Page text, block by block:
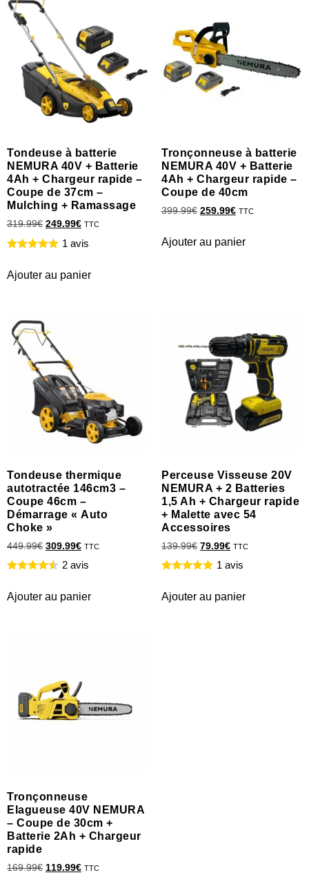
Tondeuse à batterie
NEMURA 40V + Batterie
4Ah + Chargeur rapide –
Coupe de 37cm –
Mulching + Ramassage
319.99€ 249.99€ TTC
1 avis
Ajouter au panier
Tronçonneuse à batterie
NEMURA 40V + Batterie
4Ah + Chargeur rapide –
Coupe de 40cm
399.99€ 259.99€ TTC
Ajouter au panier
Tondeuse thermique
autotractée 146cm3 –
Coupe 46cm –
Démarrage « Auto
Choke »
449.99€ 309.99€ TTC
2 avis
Ajouter au panier
Perceuse Visseuse 20V
NEMURA + 2 Batteries
1,5 Ah + Chargeur rapide
+ Malette avec 54
Accessoires
139.99€ 79.99€ TTC
1 avis
Ajouter au panier
Tronçonneuse
Elagueuse 40V NEMURA
– Coupe de 30cm +
Batterie 2Ah + Chargeur
rapide
169.99€ 119.99€ TTC